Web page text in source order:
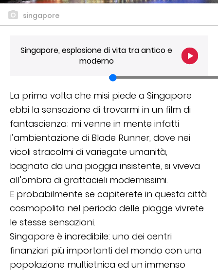
singapore
Singapore, esplosione di vita tra antico e
moderno
La prima volta che misi piede a Singapore
ebbi la sensazione di trovarmi in un film di
fantascienza; mi venne in mente infatti
l’ambientazione di Blade Runner, dove nei
vicoli stracolmi di variegate umanità,
bagnata da una pioggia insistente, si viveva
all’ombra di grattacieli modernissimi.
E probabilmente se capiterete in questa città
cosmopolita nel periodo delle piogge vivrete
le stesse sensazioni.
Singapore è incredibile: uno dei centri
finanziari più importanti del mondo con una
popolazione multietnica ed un immenso